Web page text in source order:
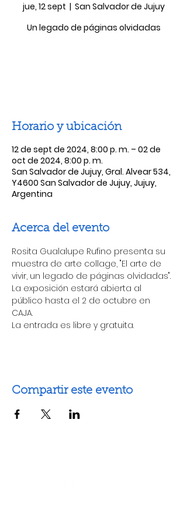
jue, 12 sept
  |
San Salvador de Jujuy
Un legado de páginas olvidadas
Horario y ubicación
12 de sept de 2024, 8:00 p. m. – 02 de
oct de 2024, 8:00 p. m.
San Salvador de Jujuy, Gral. Alvear 534,
Y4600 San Salvador de Jujuy, Jujuy,
Argentina
Acerca del evento
Rosita Gualalupe Rufino presenta su
muestra de arte collage, "El arte de
vivir, un legado de páginas olvidadas".
La exposición estará abierta al
público hasta el 2 de octubre en
CAJA.
La entrada es libre y gratuita.
Compartir este evento